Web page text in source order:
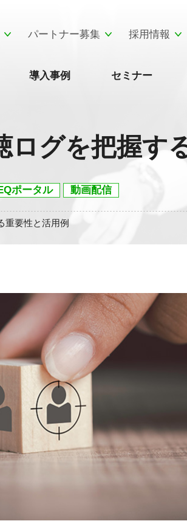
パートナー募集 採用情報
導入事例 セミナー
ログを把握す
ポータル 動画配信
重要性と活用例